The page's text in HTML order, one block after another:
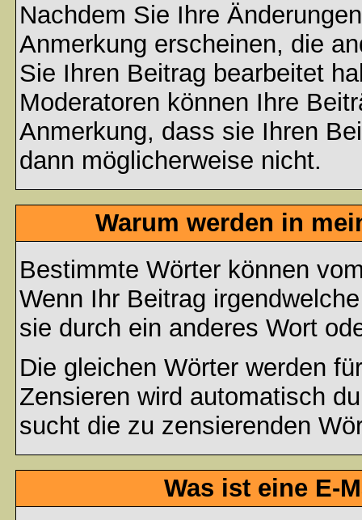
Nachdem Sie Ihre
Anmerkung erscheinen, die
Sie Ihren Beitrag bearbeitet
Moderatoren können Ihre
Anmerkung, dass sie Ihren
dann möglicherweise nicht.
Warum werden in
Bestimmte Wörter können
Wenn Ihr Beitrag
sie durch ein anderes Wort
Die gleichen Wörter werden
Zensieren wird automatisch
sucht die zu zensierenden
Was ist eine E-